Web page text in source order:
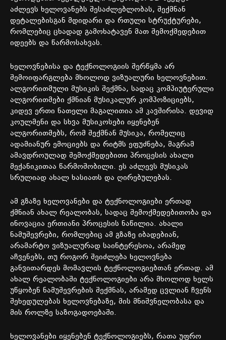
აძლევს ხელოვანებს შესაძლებლობას, შექმნან
დეტალებისგან მდიდარი და რთული სტრუქტურები,
რომლებიც ცხადად გამოხატავენ მათ შემოქმედებით
იდეებს და წარმოსახვას.
ხელოვნებისა და ტექნოლოგიის შერწყმა არ
შემოიფარგლება მხოლოდ ვიზუალური ხელოვნებით.
ალგორითმული მუსიკის შექმნა, სადაც კომპიუტერული
ალგორითმები ქმნიან მუსიკალურ კომპოზიციებს,
კიდევ ერთი ნათელი მაგალითია ამ კავშირისა. დევიდ
კოულმენი და სხვა მუსიკოსები იყენებენ
ალგორითმებს, რომ შექმნან მუსიკა, რომელიც
ადამიანურ ემოციებს და რიტმს ეფუძნება, მაგრამ
ამავდროულად შემოქმედებითი პროცესის ახალი
მექანიკითაა წარმოშობილი. ეს აძლევს მუსიკას
სრულიად ახალ ხასიათს და ღირებულებას.
ამ გზაზე ხელოვანები და ტექნოლოგიები ერთად
ქმნიან ახალ რეალობას, სადაც შემოქმედებითობა და
ინოვაცია ერთიანი პროცესის ნაწილია. ახალი
ნამუშევრები, რომლებიც ამ გზაზე იბადებიან,
არამარტო ვიზუალურად საინტერესოა, არამედ
აჩვენებს, თუ როგორ შეიძლება ხელოვნება
განვითარდეს მომავლის ტექნოლოგიებთან ერთად. ამ
ახალ რეალობაში ტექნოლოგიები არა მხოლოდ ხელს
უწყობენ ნამუშევრების შექმნას, არამედ ცვლიან ჩვენს
შეხედულებას ხელოვნებაზე, მის მნიშვნელობასა და
მის როლზე საზოგადოებაში.
ხელოვანები იყენებენ ტექნოლოგიებს, რათა უფრო